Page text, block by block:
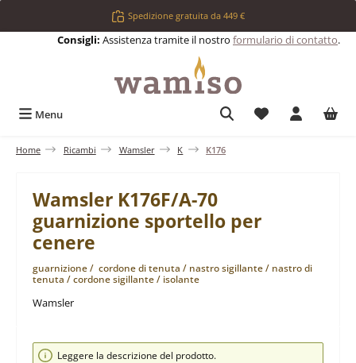
Passa al contenuto principaleSpedizione gratuita da 449 €
Consigli: Assistenza tramite il nostro formulario di contatto.
Menu Hai 0 articoli
Home Ricambi Wamsler K K176
Wamsler K176F/A-70
guarnizione sportello per
cenere
guarnizione / cordone di tenuta / nastro sigillante / nastro di
tenuta / cordone sigillante / isolante
Wamsler
Salta la galleria di immagini
Leggere la descrizione del prodotto.